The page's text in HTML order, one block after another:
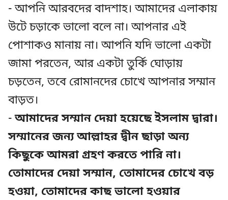
- আপনি আরবদের বাদশাহ। আমাদের এলাকায়
উটে চড়াকে ভালো বলে না। আপনার এই
পোশাকও মানায় না। আপনি যদি ভালো একটা
জামা পরতেন, আর একটা তুর্কি ঘোড়ায়
চড়তেন, তবে রোমানদের চোখে আপনার সম্মান
বাড়ত।
-আমাদের সম্মান দেয়া হয়েছে ইসলাম দ্বারা।
সম্মানের জন্য আল্লাহর দ্বীন ছাড়া অন্য
কিছুকে আমরা গ্রহণ করতে পারি না।
তোমাদের দেয়া সম্মান, তোমাদের চোখে বড়
হওয়া, তোমাদের কাছ ভালো হওয়ার